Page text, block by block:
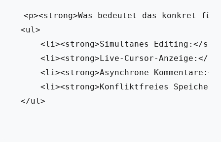
<p><strong>Was bedeutet das konkret für
<ul>
<li><strong>Simultanes Editing:</
<li><strong>Live-Cursor-Anzeige:</
<li><strong>Asynchrone
<li><strong>Konfliktfreies